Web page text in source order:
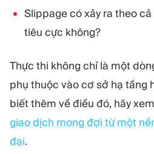
Slippage có xảy ra theo
tiêu cực không?
Thực thi không chỉ là một
phụ thuộc vào cơ sở hạ tầng
biết thêm về điều đó, hãy xem
giao dịch mong đợi từ một
đại.